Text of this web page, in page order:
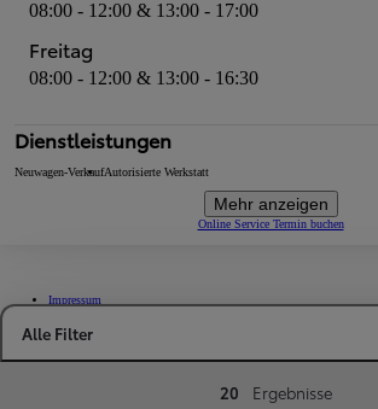
Alle Filter
20 Ergebnisse
08:00 - 12:00 & 13:00 - 17:00
Freitag
08:00 - 12:00 & 13:00 - 16:30
Dienstleistungen
Neuwagen-VerkaufAutorisierte Werkstatt
Mehr anzeigen
Online Service Termin buchen
Impressum
Cookie-Einstellungen / Widerruf
Barrierefreiheit
(Öffnet ein neues Fenster)